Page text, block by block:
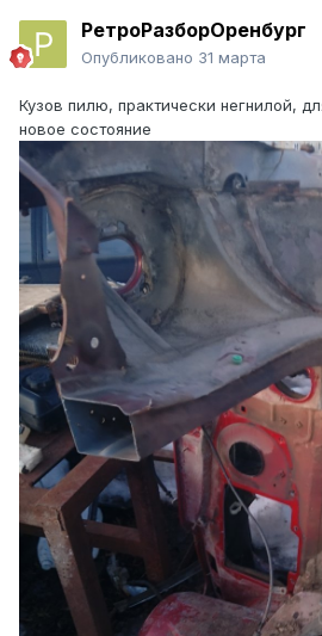
РетроРазборОренбург
Опубликовано 31 марта
Кузов пилю, практически негнилой,
новое состояние